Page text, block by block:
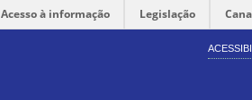
Acesso à informação Legislação